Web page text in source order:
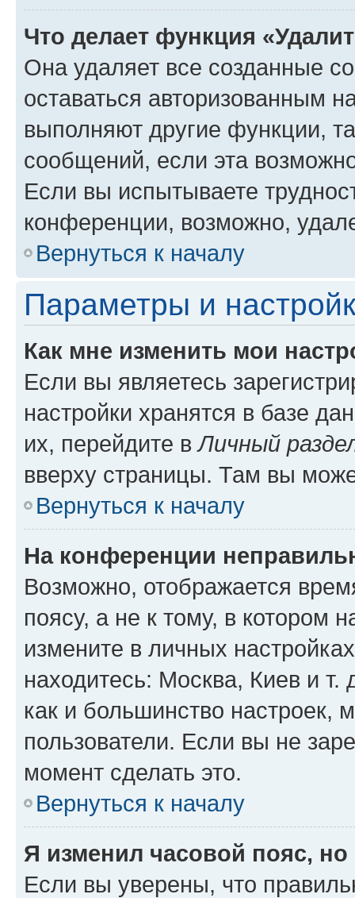
Что делает функция
Она удаляет все созданные
оставаться авторизованным
выполняют другие функции,
сообщений, если эта
Если вы испытываете
конференции, возможно,
Вернуться к началу
Параметры и
Как мне изменить мои
Если вы являетесь
настройки хранятся в базе
их, перейдите вЛичный
вверху страницы. Там вы
Вернуться к началу
На конференции
Возможно, отображается
поясу, а не к тому, в котором
измените в личных
находитесь: Москва, Киев и т.
как и большинство настроек,
пользователи. Если вы не
момент сделать это.
Вернуться к началу
Я изменил часовой пояс,
Если вы уверены, что